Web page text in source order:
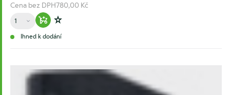
Cena bez DPH780,00 Kč
Množství
Warenkorb hinzufügen
Zur Wunschliste hinzufügen
Ihned k dodání